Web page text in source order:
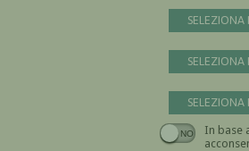
SELEZIONA
SELEZIONA
In base